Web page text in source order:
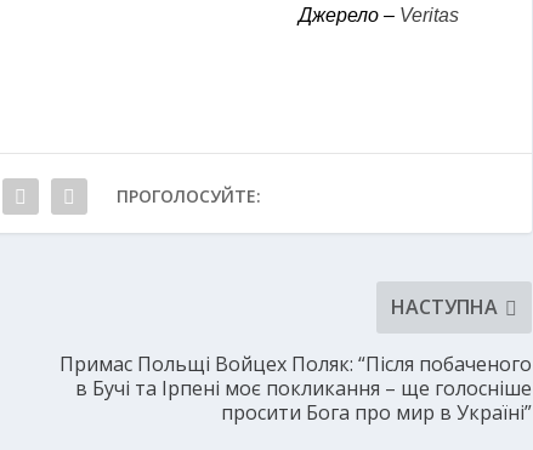
Джерело – Veritas
ПРОГОЛОСУЙТЕ:
НАСТУПНА
Примас Польщі Войцех Поляк: “Після побаченого
в Бучі та Ірпені моє покликання – ще голосніше
просити Бога про мир в Україні”